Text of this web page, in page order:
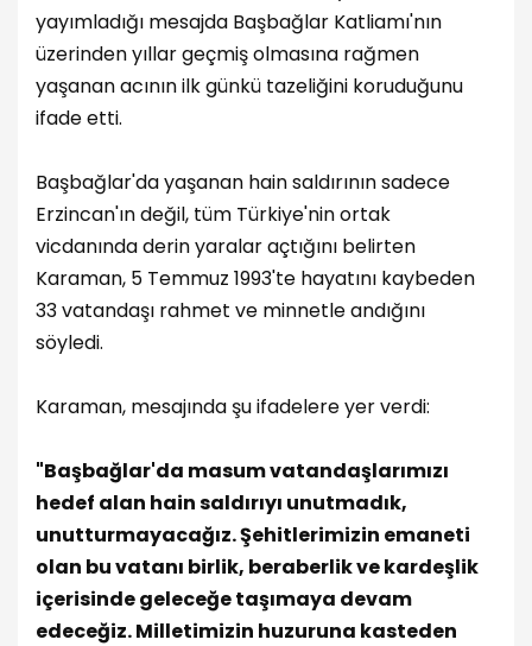
yayımladığı mesajda Başbağlar Katliamı'nın
üzerinden yıllar geçmiş olmasına rağmen
yaşanan acının ilk günkü tazeliğini koruduğunu
ifade etti.
Başbağlar'da yaşanan hain saldırının sadece
Erzincan'ın değil, tüm Türkiye'nin ortak
vicdanında derin yaralar açtığını belirten
Karaman, 5 Temmuz 1993'te hayatını kaybeden
33 vatandaşı rahmet ve minnetle andığını
söyledi.
Karaman, mesajında şu ifadelere yer verdi:
"Başbağlar'da masum vatandaşlarımızı
hedef alan hain saldırıyı unutmadık,
unutturmayacağız. Şehitlerimizin emaneti
olan bu vatanı birlik, beraberlik ve kardeşlik
içerisinde geleceğe taşımaya devam
edeceğiz. Milletimizin huzuruna kasteden